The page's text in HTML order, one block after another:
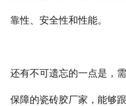
靠性、安全性和性能。
还有不可遗忘的一点是，
保障的瓷砖胶厂家，能够